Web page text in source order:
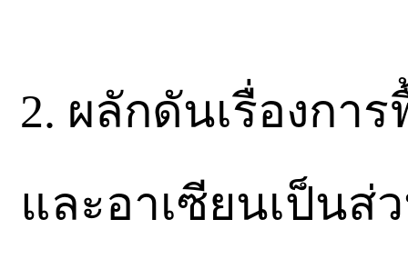
2. ผลักดันเรื่องกา
และอาเซียนเป็น